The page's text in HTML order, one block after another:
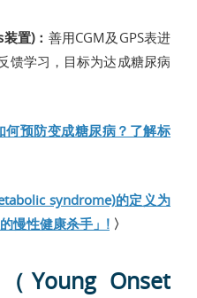
置)： 善用CGM及GPS表进
馈学习，目标为达成糖尿病
何预防变成糖尿病？了解标
syndrome)的定义为
慢性健康杀手」! 〉
Young Onset